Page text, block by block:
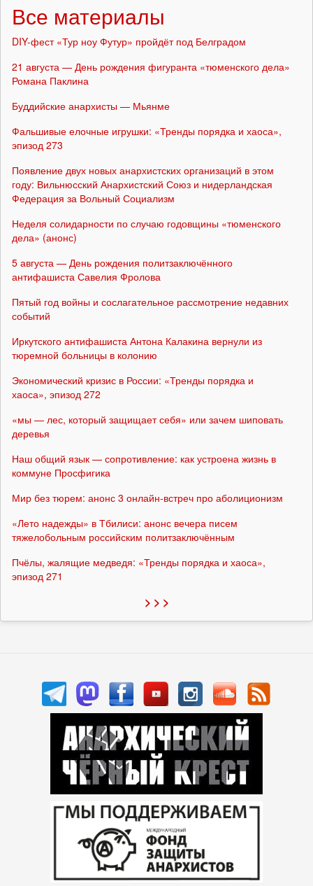
Все материалы
DIY-фест «Тур ноу Футур» пройдёт под Белградом
21 августа — День рождения фигуранта «тюменского дела»
Романа Паклина
Буддийские анархисты — Мьянме
Фальшивые елочные игрушки: «Тренды порядка и хаоса»,
эпизод 273
Появление двух новых анархистских организаций в этом
году: Вильнюсский Анархистский Союз и нидерландская
Федерация за Вольный Социализм
Неделя солидарности по случаю годовщины «тюменского
дела» (анонс)
5 августа — День рождения политзаключённого
антифашиста Савелия Фролова
Пятый год войны и сослагательное рассмотрение недавних
событий
Иркутского антифашиста Антона Калакина вернули из
тюремной больницы в колонию
Экономический кризис в России: «Тренды порядка и
хаоса», эпизод 272
«мы — лес, который защищает себя» или зачем шиповать
деревья
Наш общий язык — сопротивление: как устроена жизнь в
коммуне Просфигика
Мир без тюрем: анонс 3 онлайн-встреч про аболиционизм
«Лето надежды» в Тбилиси: анонс вечера писем
тяжелобольным российским политзаключённым
Пчёлы, жалящие медведя: «Тренды порядка и хаоса»,
эпизод 271
> > >